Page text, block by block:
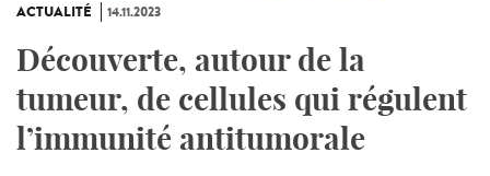
ACTUALITÉ 14.11.2023
Découverte, autour de la
tumeur, de cellules qui régulent
l’immunité antitumorale